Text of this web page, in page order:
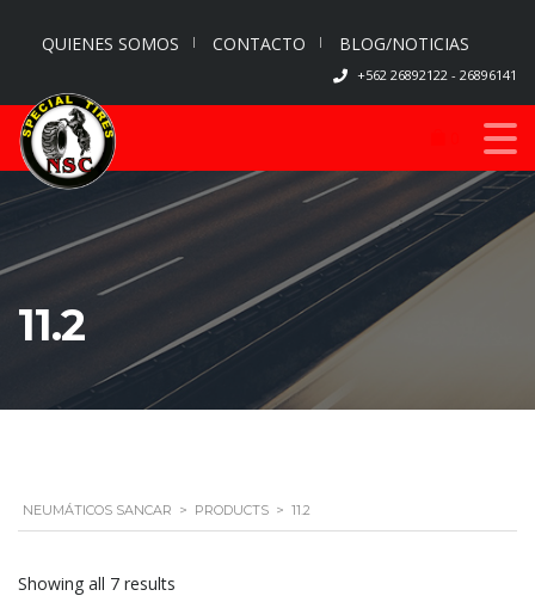
QUIENES SOMOS CONTACTO BLOG/NOTICIAS
+562 26892122 - 26896141
11.2
NEUMÁTICOS SANCAR > PRODUCTS > 11.2
Showing all 7 results